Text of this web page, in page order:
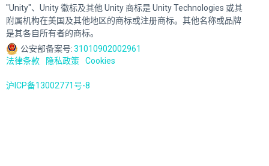
"Unity"、Unity 徽标及其他 Unity 商标是 Unity Technologies 或其
附属机构在美国及其他地区的商标或注册商标。其他名称或品牌
是其各自所有者的商标。
公安部备案号:31010902002961
法律条款
隐私政策 Cookies
沪ICP备13002771号-8